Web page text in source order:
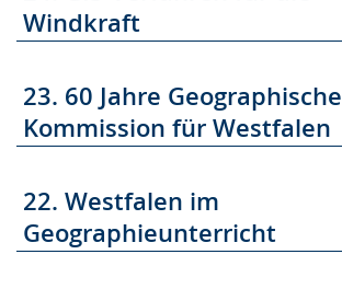
Windkraft
23. 60 Jahre Geographische
Kommission für Westfalen
22. Westfalen im
Geographieunterricht